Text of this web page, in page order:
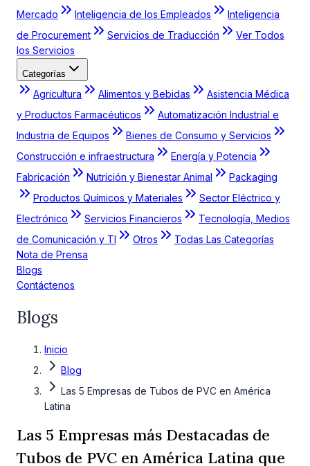
Mercado
Inteligencia de los Empleados
Inteligencia
de Procurement
Servicios de Traducción
Ver Todos
los Servicios
Categorías
Agricultura Alimentos y Bebidas
Asistencia Médica
y Productos Farmacéuticos
Automatización Industrial e
Industria de Equipos
Bienes de Consumo y Servicios
Construcción e infraestructura
Energía y Potencia
Fabricación
Nutrición y Bienestar Animal
Packaging
Productos Químicos y Materiales
Sector Eléctrico y
Electrónico
Servicios Financieros
Tecnología, Medios
de Comunicación y TI
Otros
Todas Las Categorías
Nota de Prensa
Blogs
Contáctenos
Blogs
Inicio
Blog
Las 5 Empresas de Tubos de PVC en América
Latina
Las 5 Empresas más Destacadas de
Tubos de PVC en América Latina que